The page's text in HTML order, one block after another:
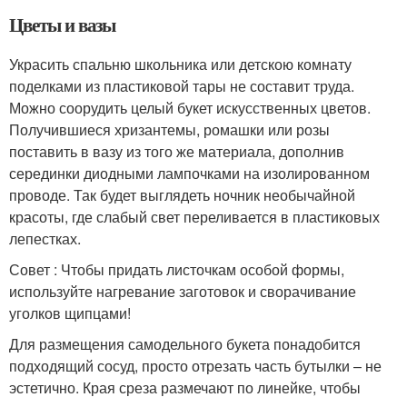
Цветы и вазы
Украсить спальню школьника или детскою комнату
поделками из пластиковой тары не составит труда.
Можно соорудить целый букет искусственных цветов.
Получившиеся хризантемы, ромашки или розы
поставить в вазу из того же материала, дополнив
серединки диодными лампочками на изолированном
проводе. Так будет выглядеть ночник необычайной
красоты, где слабый свет переливается в пластиковых
лепестках.
Совет : Чтобы придать листочкам особой формы,
используйте нагревание заготовок и сворачивание
уголков щипцами!
Для размещения самодельного букета понадобится
подходящий сосуд, просто отрезать часть бутылки – не
эстетично. Края среза размечают по линейке, чтобы